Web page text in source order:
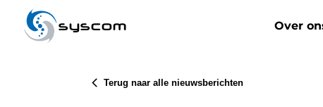
syscom Over
Terug naar alle nieuwsberichten